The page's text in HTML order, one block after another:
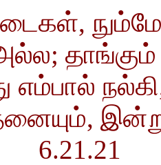
தாங்கும்
இன்று